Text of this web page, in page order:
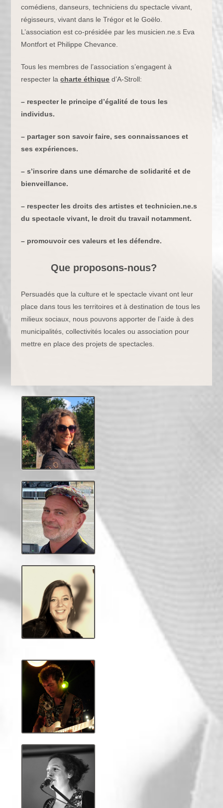
comédiens, danseurs, techniciens du spectacle vivant,
régisseurs, vivant dans le Trégor et le Goëlo.
L’association est co-présidée par les musicien.ne.s Eva
Montfort et Philippe Chevance.
Tous les membres de l’association s’engagent à
respecter lacharte éthique d’A-Stroll:
– respecter le principe d’égalité de tous les
individus.
– partager son savoir faire, ses connaissances et
ses expériences.
– s’inscrire dans une démarche de solidarité et de
bienveillance.
– respecter les droits des artistes et technicien.ne.s
du spectacle vivant, le droit du travail notamment.
– promouvoir ces valeurs et les défendre.
Que proposons-nous?
Persuadés que la culture et le spectacle vivant ont leur
place dans tous les territoires et à destination de tous les
milieux sociaux, nous pouvons apporter de l’aide à des
municipalités, collectivités locales ou association pour
mettre en place des projets de spectacles.